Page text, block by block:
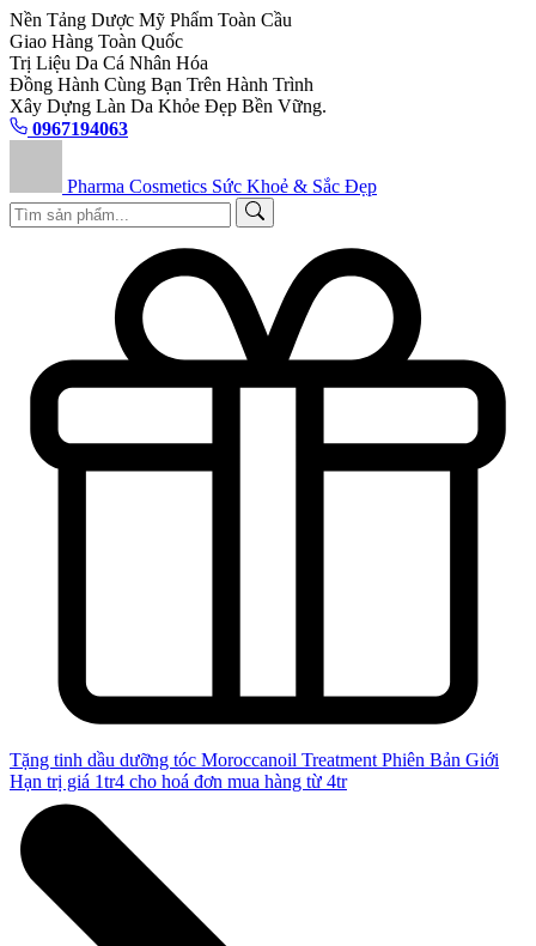
Nền Tảng Dược Mỹ Phẩm Toàn Cầu
Giao Hàng Toàn Quốc
Trị Liệu Da Cá Nhân Hóa
Đồng Hành Cùng Bạn Trên Hành Trình
Xây Dựng Làn Da Khỏe Đẹp Bền Vững.
0967194063
Pharma Cosmetics Sức Khoẻ & Sắc Đẹp
Tặng tinh dầu dưỡng tóc Moroccanoil Treatment Phiên Bản Giới
Hạn trị giá 1tr4 cho hoá đơn mua hàng từ 4tr